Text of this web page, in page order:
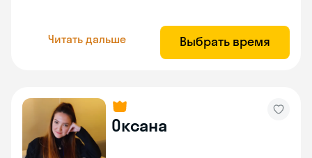
Читать дальше Выбрать время
Оксана